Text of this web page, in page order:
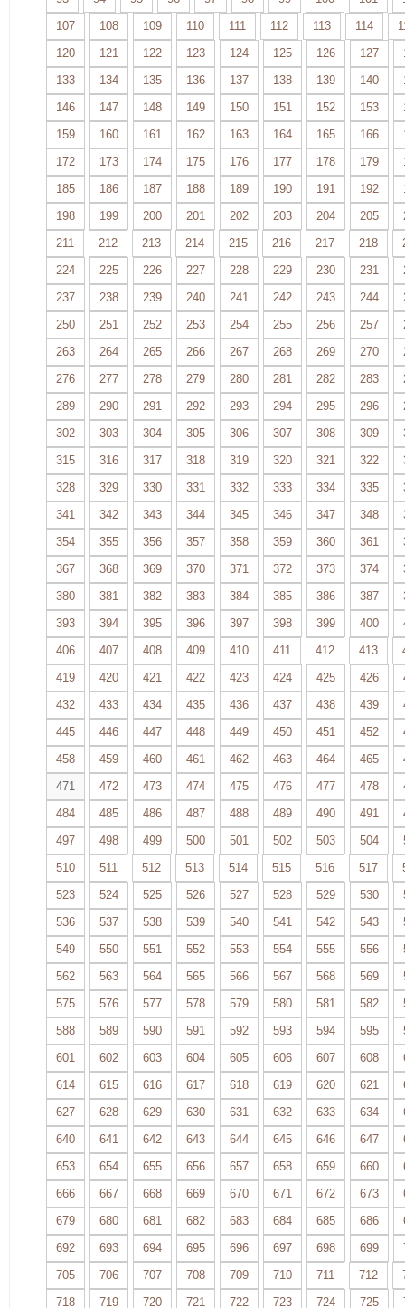
107
108 109 110 111 112 113 114
120
121 122 123 124 125 126 127
133
134 135 136 137 138 139 140
146
147 148 149 150 151 152 153
159
160 161 162 163 164 165 166
172
173 174 175 176 177 178 179
185
186 187 188 189 190 191 192
198
199 200 201 202 203 204 205
211
212 213 214 215 216 217 218
224
225 226 227 228 229 230 231
237
238 239 240 241 242 243 244
250
251 252 253 254 255 256 257
263
264 265 266 267 268 269 270
276
277 278 279 280 281 282 283
289
290 291 292 293 294 295 296
302
303 304 305 306 307 308 309
315
316 317 318 319 320 321 322
328
329 330 331 332 333 334 335
341
342 343 344 345 346 347 348
354
355 356 357 358 359 360 361
367
368 369 370 371 372 373 374
380
381 382 383 384 385 386 387
393
394 395 396 397 398 399 400
406
407 408 409 410 411 412 413
419
420 421 422 423 424 425 426
432
433 434 435 436 437 438 439
445
446 447 448 449 450 451 452
458
459 460 461 462 463 464 465
471
472 473 474 475 476 477 478
484
485 486 487 488 489 490 491
497
498 499 500 501 502 503 504
510
511 512 513 514 515 516 517
523
524 525 526 527 528 529 530
536
537 538 539 540 541 542 543
549
550 551 552 553 554 555 556
562
563 564 565 566 567 568 569
575
576 577 578 579 580 581 582
588
589 590 591 592 593 594 595
601
602 603 604 605 606 607 608
614
615 616 617 618 619 620 621
627
628 629 630 631 632 633 634
640
641 642 643 644 645 646 647
653
654 655 656 657 658 659 660
666
667 668 669 670 671 672 673
679
680 681 682 683 684 685 686
692
693 694 695 696 697 698 699
705
706 707 708 709 710 711 712
718
719 720 721 722 723 724 725